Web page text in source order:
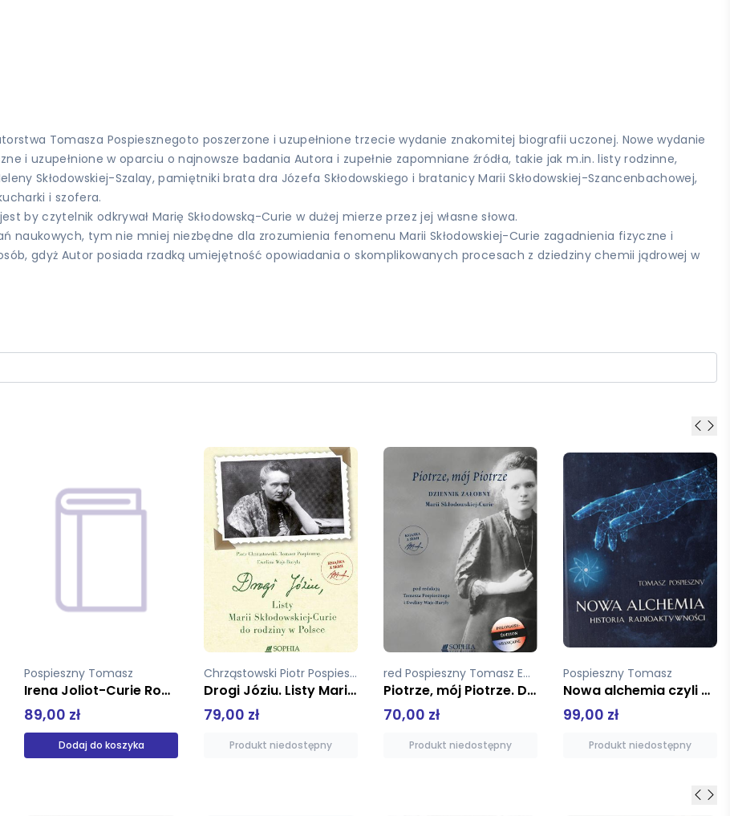
Tomasza Pospiesznegoto poszerzone i uzupełnione trzecie wydanie znakomitej biografii uczonej. Nowe wydanie
i uzupełnione w oparciu o najnowsze badania Autora i zupełnie zapomniane źródła, takie jak m.in. listy rodzinne,
Skłodowskiej-Szalay, pamiętniki brata dra Józefa Skłodowskiego i bratanicy Marii Skłodowskiej-Szancenbachowej,
i szofera.
by czytelnik odkrywał Marię Skłodowską-Curie w dużej mierze przez jej własne słowa.
naukowych, tym nie mniej niezbędne dla zrozumienia fenomenu Marii Skłodowskiej-Curie zagadnienia fizyczne i
gdyż Autor posiada rzadką umiejętność opowiadania o skomplikowanych procesach z dziedziny chemii jądrowej w
Drogi Józiu. Listy Marii Skłodowskiej-Curie do rodziny w Polsce tw
79,00 zł
Produkt niedostępny
red Pospieszny Tomasz Ewelina Wajs-Baryła
Piotrze, mój Piotrze. Dziennik żałobny Marii Skłodowskiej-Curie tw
70,00 zł
Produkt niedostępny
Pospieszny Tomasz
Nowa alchemia czyli Historia radioaktywnośći tw
99,00 zł
Produkt niedostępny
Pospieszny Tomasz
Maria Goeppert-Mayer Tańcząca z atomami
89,00 zł
Dodaj do koszyka